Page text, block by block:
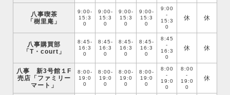
八事喫茶
「樹里庵」
9:00-
15:3
0
9:00-
15:3
0
9:00-
15:3
0
9:00-
15:3
0
9:00
-
15:3
0
休 休
八事購買部
「T・court」
8:45-
16:3
0
8:45-
16:3
0
8:45-
16:3
0
8:45-
16:3
0
8:45
-
16:3
0
休 休
八事 新3号館１F
売店「ファミリー
マート」
8:00-
19:0
0
8:00-
19:0
0
8:00-
19:0
0
8:00-
19:0
0
8:00
-
19:0
0
8:00
-
19:0
0
休